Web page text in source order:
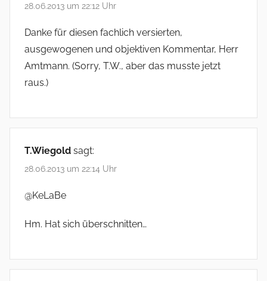
28.06.2013 um 22:12 Uhr
Danke für diesen fachlich versierten,
ausgewogenen und objektiven Kommentar, Herr
Amtmann. (Sorry, T.W., aber das musste jetzt
raus.)
T.Wiegold sagt:
28.06.2013 um 22:14 Uhr
@KeLaBe
Hm. Hat sich überschnitten…